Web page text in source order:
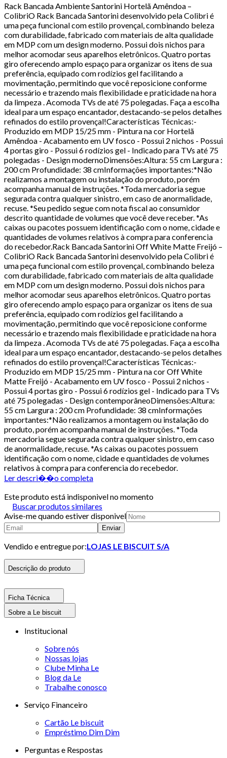
Rack Bancada Ambiente Santorini Hortelã Amêndoa –
ColibriO Rack Bancada Santorini desenvolvido pela Colibri é
uma peça funcional com estilo provençal, combinando beleza
com durabilidade, fabricado com materiais de alta qualidade
em MDP com um design moderno. Possui dois nichos para
melhor acomodar seus aparelhos eletrônicos. Quatro portas
giro oferecendo amplo espaço para organizar os itens de sua
preferência, equipado com rodízios gel facilitando a
movimentação, permitindo que você reposicione conforme
necessário e trazendo mais flexibilidade e praticidade na hora
da limpeza . Acomoda TVs de até 75 polegadas. Faça a escolha
ideal para um espaço encantador, destacando-se pelos detalhes
refinados do estilo provençal!Características Técnicas:-
Produzido em MDP 15/25 mm - Pintura na cor Hortelã
Amêndoa - Acabamento em UV fosco - Possui 2 nichos - Possui
4 portas giro - Possui 6 rodízios gel - Indicado para TVs até 75
polegadas - Design modernoDimensões:Altura: 55 cm Largura :
200 cm Profundidade: 38 cmInformações importantes:*Não
realizamos a montagem ou instalação do produto, porém
acompanha manual de instruções. *Toda mercadoria segue
segurada contra qualquer sinistro, em caso de anormalidade,
recuse. *Seu pedido segue com nota fiscal ao consumidor
descrito quantidade de volumes que você deve receber. *As
caixas ou pacotes possuem identificação com o nome, cidade e
quantidades de volumes relativos à compra para conferencia
do recebedor.Rack Bancada Santorini Off White Matte Freijó –
ColibriO Rack Bancada Santorini desenvolvido pela Colibri é
uma peça funcional com estilo provençal, combinando beleza
com durabilidade, fabricado com materiais de alta qualidade
em MDP com um design moderno. Possui dois nichos para
melhor acomodar seus aparelhos eletrônicos. Quatro portas
giro oferecendo amplo espaço para organizar os itens de sua
preferência, equipado com rodízios gel facilitando a
movimentação, permitindo que você reposicione conforme
necessário e trazendo mais flexibilidade e praticidade na hora
da limpeza . Acomoda TVs de até 75 polegadas. Faça a escolha
ideal para um espaço encantador, destacando-se pelos detalhes
refinados do estilo provençal!Características Técnicas:-
Produzido em MDP 15/25 mm - Pintura na cor Off White
Matte Freijó - Acabamento em UV fosco - Possui 2 nichos -
Possui 4 portas giro - Possui 6 rodízios gel - Indicado para TVs
até 75 polegadas - Design contemporâneoDimensões:Altura:
55 cm Largura : 200 cm Profundidade: 38 cmInformações
importantes:*Não realizamos a montagem ou instalação do
produto, porém acompanha manual de instruções. *Toda
mercadoria segue segurada contra qualquer sinistro, em caso
de anormalidade, recuse. *As caixas ou pacotes possuem
identificação com o nome, cidade e quantidades de volumes
relativos à compra para conferencia do recebedor.
Ler descri��o completa
Este produto está indisponivel no momento
Buscar produtos similares
Avise-me quando estiver disponivel
Enviar
Vendido e entregue por:LOJAS LE BISCUIT S/A
Descrição do produto
Ficha Técnica
Sobre a Le biscuit
Institucional
Sobre nós
Nossas lojas
Clube Minha Le
Blog da Le
Trabalhe conosco
Serviço Financeiro
Cartão Le biscuit
Empréstimo Dim Dim
Perguntas e Respostas